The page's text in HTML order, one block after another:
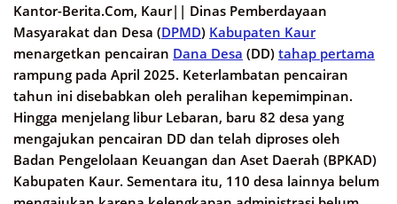
Kantor-Berita.Com, Kaur|| Dinas Pemberdayaan
Masyarakat dan Desa (DPMD) Kabupaten Kaur
menargetkan pencairan Dana Desa (DD) tahap pertama
rampung pada April 2025. Keterlambatan pencairan
tahun ini disebabkan oleh peralihan kepemimpinan.
Hingga menjelang libur Lebaran, baru 82 desa yang
mengajukan pencairan DD dan telah diproses oleh
Badan Pengelolaan Keuangan dan Aset Daerah (BPKAD)
Kabupaten Kaur. Sementara itu, 110 desa lainnya belum